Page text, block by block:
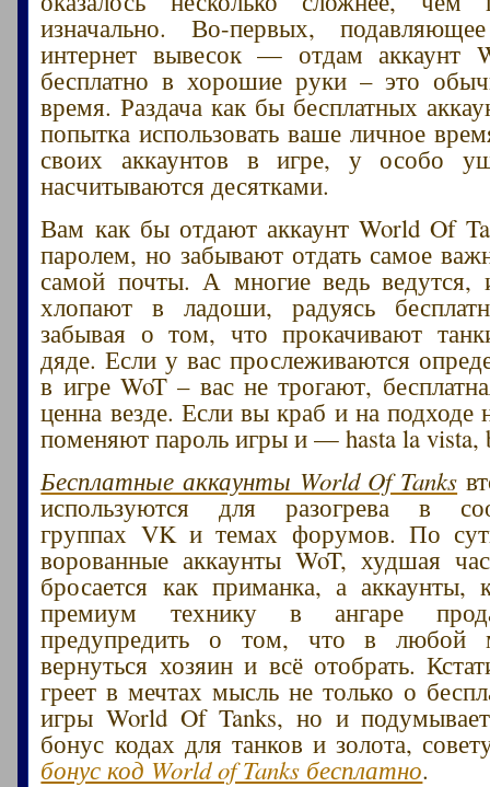
изначально. Во-первых,
интернет вывесок — отдам аккаунт
бесплатно в хорошие руки – это
время. Раздача как бы бесплатных
попытка использовать ваше личное
своих аккаунтов в игре, у особо
насчитываются десятками.
Вам как бы отдают аккаунт World Of
паролем, но забывают отдать самое
самой почты. А многие ведь ведутся,
хлопают в ладоши, радуясь
забывая о том, что прокачивают
дяде. Если у вас прослеживаются
в игре WoT – вас не трогают,
ценна везде. Если вы краб и на подходе
поменяют пароль игры и — hasta la vista,
Бесплатные аккаунты World Of Tanks
используются для разогрева в
группах VK и темах форумов. По
ворованные аккаунты WoT, худшая
бросается как приманка, а аккаунты,
премиум технику в ангаре
предупредить о том, что в любой
вернуться хозяин и всё отобрать.
греет в мечтах мысль не только о
игры World Of Tanks, но и
бонус кодах для танков и золота,
бонус код World of Tanks бесплатно.